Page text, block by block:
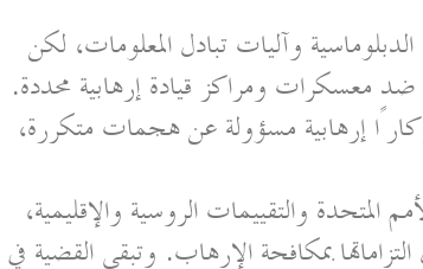
وآليات تبادل المعلومات، لكن
معسكرات ومراكز قيادة إرهابية محددة.
إرهابية مسؤولة عن هجمات متكررة،
المتحدة والتقييمات الروسية والإقليمية،
بمكافحة الإرهاب. وتبقى القضية في